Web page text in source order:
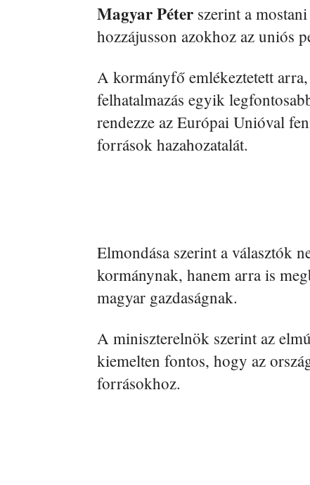
Magyar Péter szerint a
hozzájusson azokhoz az uniós
A kormányfő emlékeztetett
felhatalmazás egyik
rendezze az Európai Unióval
források hazahozatalát.
Elmondása szerint a választók
kormánynak, hanem arra is
magyar gazdaságnak.
A miniszterelnök szerint az
kiemelten fontos, hogy az
forrásokhoz.